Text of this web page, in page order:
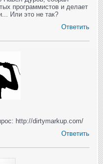
программистов и делает
Или это не так?
Ответить
http://dirtymarkup.com/
Ответить